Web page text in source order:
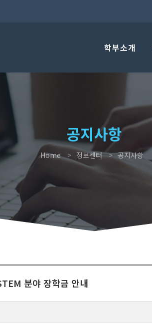
학부소개
공지사항
Home 정보센터 공지사항
분야 장학금 안내